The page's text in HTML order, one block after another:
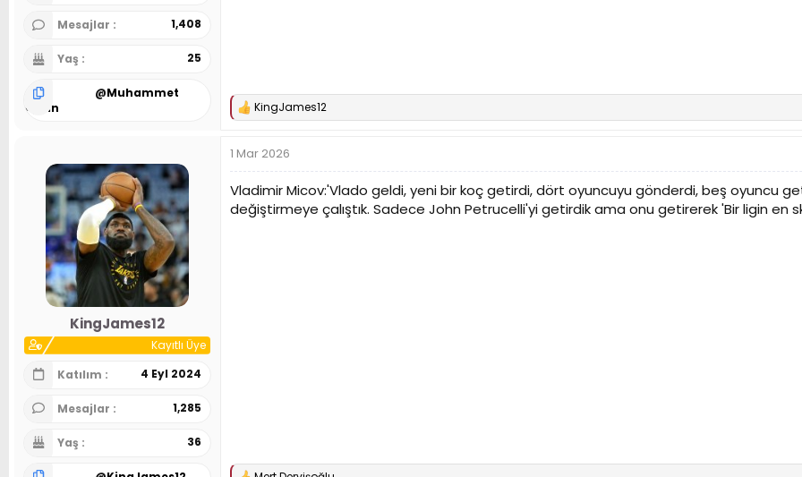
Mesajlar 1,408
Yaş 25
@Muhammet
Aydın
T
k
i
l
e
r
KingJames12
KingJames12
Kayıtlı Üye
Katılım
4 Eyl 2024
Mesajlar 1,285
Yaş 36
1 Mar 2026
Vladimir Micov:'Vlado geldi, yeni bir koç getirdi, dört oyuncuyu gönderdi, beş oyuncu
değiştirmeye çalıştık. Sadece John Petrucelli'yi getirdik ama onu getirerek 'Bir ligin en